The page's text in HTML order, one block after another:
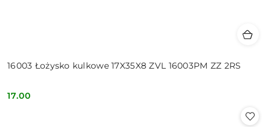
16003 Łożysko kulkowe 17X35X8 ZVL 16003PM ZZ 2RS
Cena:
17.00